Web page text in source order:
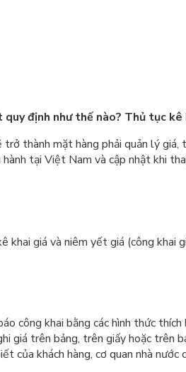
định như thế nào? Thủ tục
mặt hàng phải quản lý giá,
tại Việt Nam và cập nhật khi
giá và niêm yết giá (công khai
công khai bằng các hình thức
giá trên bảng, trên giấy hoặc trên
của khách hàng, cơ quan nhà nước